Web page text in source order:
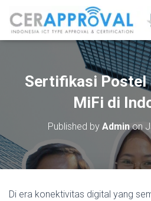
Sertifikasi Postel
MiFi di
Published by Adminon
Di era konektivitas digital yang